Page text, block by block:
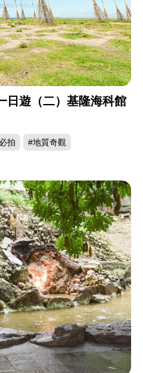
日遊（二）基隆海科館
拍 #地質奇觀